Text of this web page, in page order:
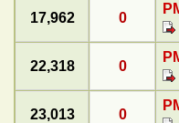
0
17,962
0
22,318
0
23,013